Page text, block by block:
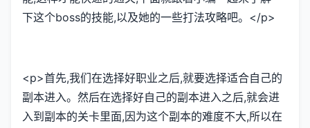
下这个boss的技能,以及她的一些打法攻略吧。</p>
<p>首先,我们在选择好职业之后,就要选择适合自己的
副本进入。然后在选择好自己的副本进入之后,就会进
入到副本的关卡里面,因为这个副本的难度不大,所以在